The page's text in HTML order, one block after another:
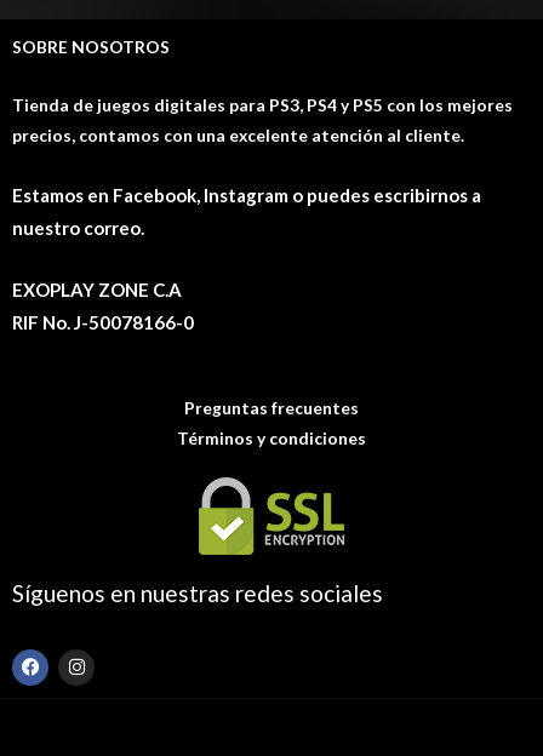
SOBRE NOSOTROS
Tienda de juegos digitales para PS3, PS4 y PS5 con los mejores
precios, contamos con una excelente atención al cliente.
Estamos en Facebook, Instagram o puedes escribirnos a
nuestro correo.
EXOPLAY ZONE C.A
RIF No. J-50078166-0
Preguntas frecuentes
Términos y condiciones
Síguenos en nuestras redes sociales
F
a
c
I
n
s